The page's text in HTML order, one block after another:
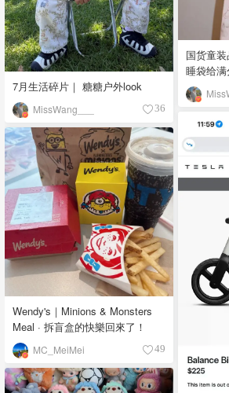
7月生活碎片｜ 糖糖户外look
MissWang___ 36
国货童
睡袋给满
Wendy's｜Minions & Monsters
Meal · 拆盲盒的快樂回來了！
MC_MeiMei 49